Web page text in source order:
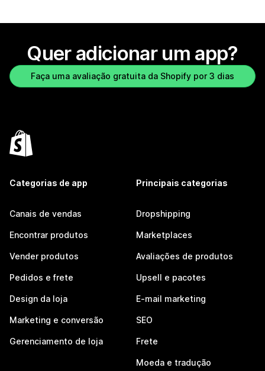
Quer adicionar um app?
Faça uma avaliação gratuita da Shopify por 3 dias
Categorias de app
Canais de vendas
Encontrar produtos
Vender produtos
Pedidos e frete
Design da loja
Marketing e conversão
Gerenciamento de loja
Principais categorias
Dropshipping
Marketplaces
Avaliações de produtos
Upsell e pacotes
E-mail marketing
SEO
Frete
Moeda e tradução